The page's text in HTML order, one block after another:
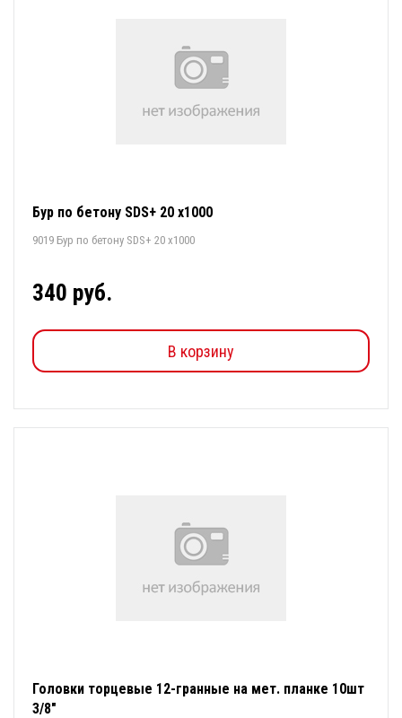
Бур по бетону SDS+ 20 х1000
9019 Бур по бетону SDS+ 20 х1000
340 руб.
В корзину
Головки торцевые 12-гранные на мет. планке 10шт
3/8"